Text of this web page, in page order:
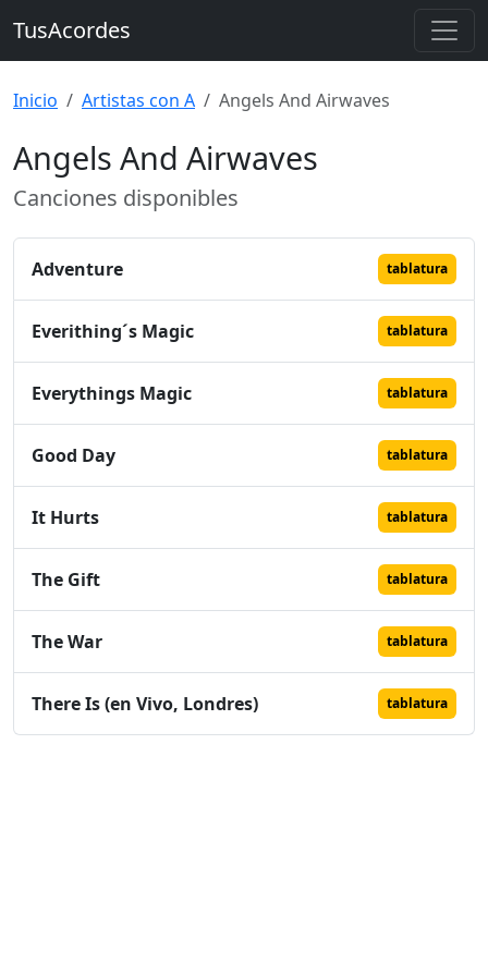
TusAcordes
Inicio Artistas con A Angels And Airwaves
Angels And Airwaves
Canciones disponibles
Adventure tablatura
Everithing´s Magic tablatura
Everythings Magic tablatura
Good Day tablatura
It Hurts tablatura
The Gift tablatura
The War tablatura
There Is (en Vivo, Londres) tablatura